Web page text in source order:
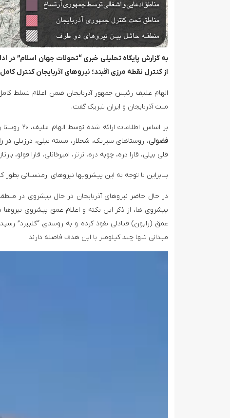
به گزارش پایگاه تحلیلی خبری “تحولات جهان اسلام” در
از کنترل نقطه مرزی آقبند؛ نیروهای آذربایجان کنترل
الهام علیف رئیس جمهور آذربایجان ضمن اعلام تسلط
ملت آذربایجان و ایران تبریک گفت.
بر اساس اطلاعات ارائه شده توسط الهام علیف، ۲۰ روستا و منطقه ی جدید شامل ملاولی، یوخاری رفیدینلی و آشاقی رفیدینلی
فضولی، روستاهای سیریک، شخلار، مسته بیلی، درزیلی در
قلی بیلی، قارا دره، چوبه دره، ترتر، امیرخانلی، قارا قولو،
بنابراین با توجه به این پیشرویها نیروهای ارمنستانی
در حال حاضر نیروهای آذربایجان در حال پیشروی در
پیشروی ها، از ذکر این نکته و اعلام عمق پیشروی
عمق (رایون) قبادلی نفوذ کرده و به روستای “کلبیرد”
میدانی تنها چند کیلومتر با این هدف فاصله دارند.